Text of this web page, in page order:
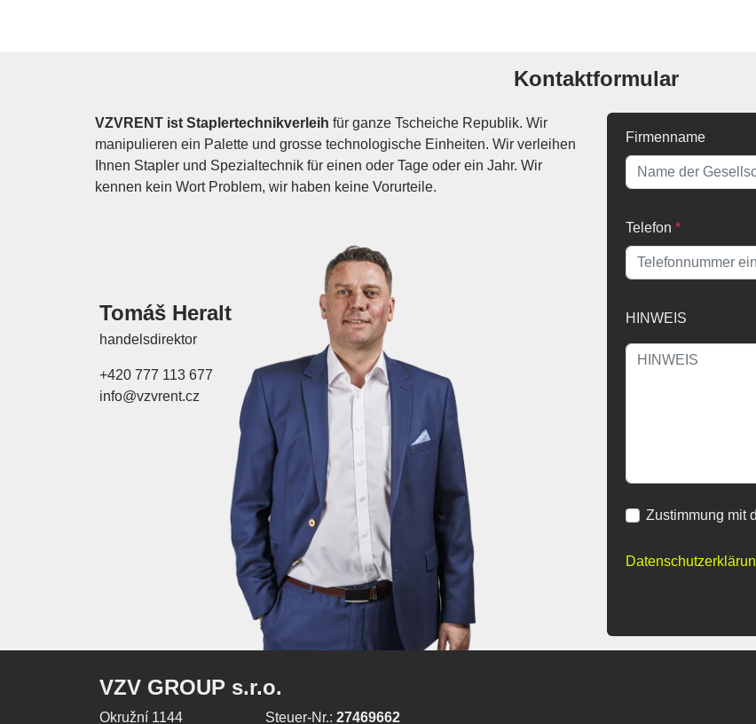
Kontaktformular
VZVRENT ist Staplertechnikverleih für ganze Tscheiche Republik. Wir
manipulieren ein Palette und grosse technologische Einheiten. Wir verleihen
Ihnen Stapler und Spezialtechnik für einen oder Tage oder ein Jahr. Wir
kennen kein Wort Problem, wir haben keine Vorurteile.
Tomáš Heralt
handelsdirektor
+420 777 113 677
info@vzvrent.cz
Firmenname
Telefon *
HINWEIS
Zustimmung mit
VZV GROUP s.r.o.
Okružní 1144 Steuer-Nr.:27469662